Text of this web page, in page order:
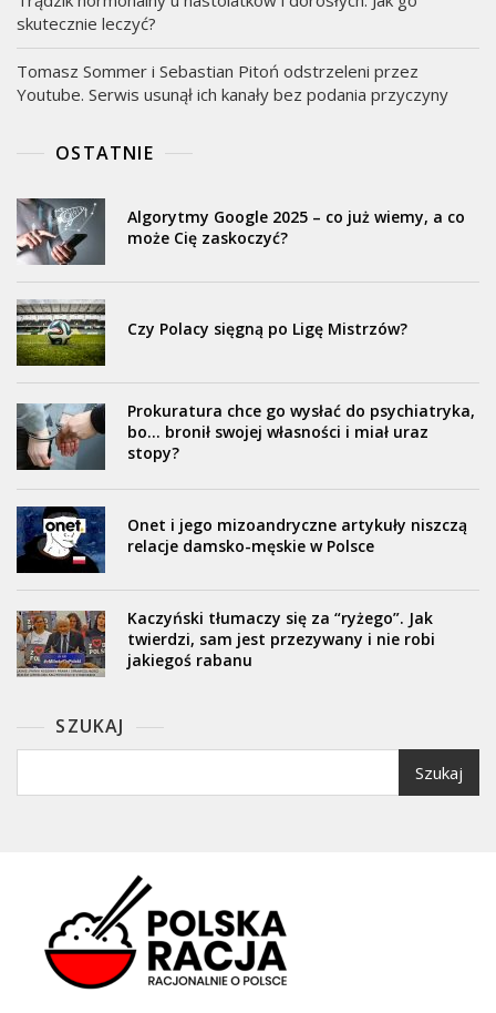
skutecznie leczyć?
Tomasz Sommer i Sebastian Pitoń odstrzeleni przez
Youtube. Serwis usunął ich kanały bez podania przyczyny
OSTATNIE
Algorytmy Google 2025 – co już wiemy, a co
może Cię zaskoczyć?
Czy Polacy sięgną po Ligę Mistrzów?
Prokuratura chce go wysłać do psychiatryka,
bo… bronił swojej własności i miał uraz
stopy?
Onet i jego mizoandryczne artykuły niszczą
relacje damsko-męskie w Polsce
Kaczyński tłumaczy się za “ryżego”. Jak
twierdzi, sam jest przezywany i nie robi
jakiegoś rabanu
SZUKAJ
Szukaj